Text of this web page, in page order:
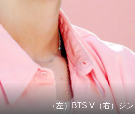
（左）BTS V（右）ジン